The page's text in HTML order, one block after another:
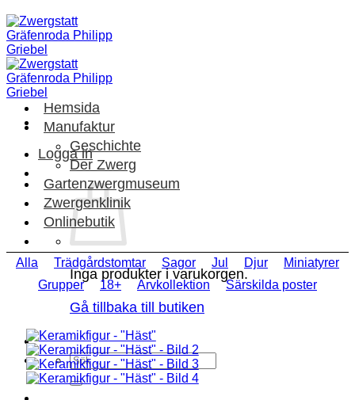
Skip
to
content
Logga in
Inga produkter i varukorgen.
Gå tillbaka till butiken
Sök
efter:
Hemsida
Manufaktur
Geschichte
Der Zwerg
Gartenzwergmuseum
Zwergenklinik
Onlinebutik
Alla Trädgårdstomtar Sagor Jul Djur
Miniatyrer
Grupper
18+ Arvkollektion Särskilda poster